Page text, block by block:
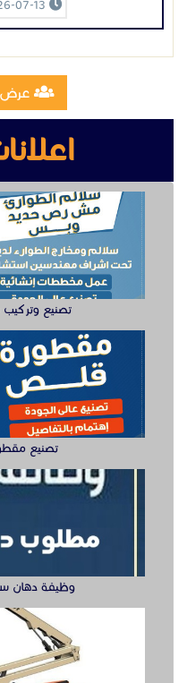
تصنيع
تصنيع
وظيفة دهان
تصنيع صناديق